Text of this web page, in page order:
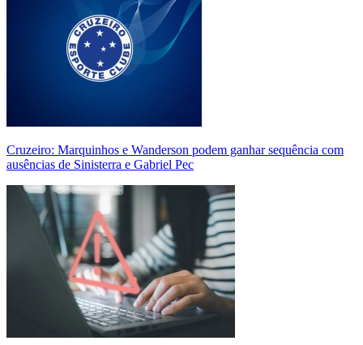
Cruzeiro: Marquinhos e Wanderson podem ganhar sequência com
ausências de Sinisterra e Gabriel Pec